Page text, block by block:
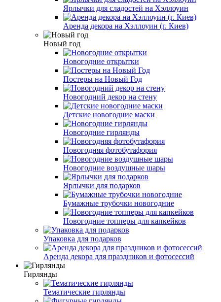
Ярлычки для сладостей на Хэллоуин
Аренда декора на Хэллоуин (г. Киев)
Новый год
Новогодние открытки
Постеры на Новый Год
Новогодний декор на стену
Детские новогодние маски
Новогодние гирлянды
Новогодняя фотобутафория
Новогодние воздушные шары
Ярлычки для подарков
Бумажные трубочки новогодние
Новогодние топперы для капкейков
Упаковка для подарков
Аренда декора для праздников и фотосессий
Гирлянды
Тематические гирлянды